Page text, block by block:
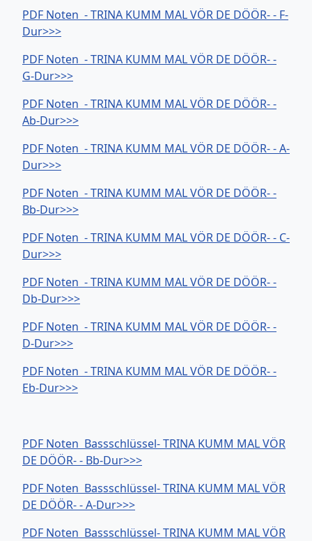
PDF Noten - TRINA KUMM MAL VÖR DE DÖÖR- - F-
Dur>>>
PDF Noten - TRINA KUMM MAL VÖR DE DÖÖR- -
G-Dur>>>
PDF Noten - TRINA KUMM MAL VÖR DE DÖÖR- -
Ab-Dur>>>
PDF Noten - TRINA KUMM MAL VÖR DE DÖÖR- - A-
Dur>>>
PDF Noten - TRINA KUMM MAL VÖR DE DÖÖR- -
Bb-Dur>>>
PDF Noten - TRINA KUMM MAL VÖR DE DÖÖR- - C-
Dur>>>
PDF Noten - TRINA KUMM MAL VÖR DE DÖÖR- -
Db-Dur>>>
PDF Noten - TRINA KUMM MAL VÖR DE DÖÖR- -
D-Dur>>>
PDF Noten - TRINA KUMM MAL VÖR DE DÖÖR- -
Eb-Dur>>>
PDF Noten Bassschlüssel- TRINA KUMM MAL VÖR
DE DÖÖR- - Bb-Dur>>>
PDF Noten Bassschlüssel- TRINA KUMM MAL VÖR
DE DÖÖR- - A-Dur>>>
PDF Noten Bassschlüssel- TRINA KUMM MAL VÖR